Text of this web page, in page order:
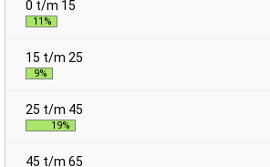
11%
9%
19%